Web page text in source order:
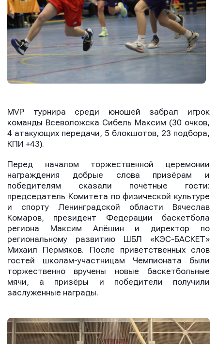
MVP турнира среди юношей забрал игрок
команды Всеволожска Сибель Максим (30 очков,
4 атакующих передачи, 5 блокшотов, 23 подбора,
КПИ +43).
Перед началом торжественной церемонии
награждения добрые слова призёрам и
победителям сказали почётные гости:
председатель Комитета по физической культуре
и спорту Ленинградской области Вячеслав
Комаров, президент Федерации баскетбола
региона Максим Алёшин и директор по
региональному развитию ШБЛ «КЭС-БАСКЕТ»
Михаил Пермяков. После приветственных слов
гостей школам-участницам Чемпионата были
торжественно вручены новые баскетбольные
мячи, а призёры и победители получили
заслуженные награды.